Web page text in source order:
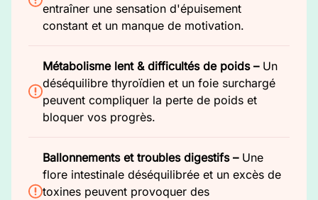
entraîner une sensation d'épuisement
constant et un manque de motivation.
Métabolisme lent & difficultés de poids –Un
déséquilibre thyroïdien et un foie surchargé
peuvent compliquer la perte de poids et
bloquer vos progrès.
Ballonnements et troubles digestifs –Une
flore intestinale déséquilibrée et un excès de
toxines peuvent provoquer des